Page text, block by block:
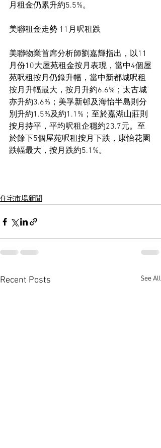
月租金仍累升約5.5%。
美聯租金走勢 11月呎租跌
美聯物業首席分析師劉嘉輝指出，以11
月份10大屋苑租金按月表現，當中4個屋
苑呎租按月仍錄升幅，當中新都城呎租
按月升幅最大，按月升約6.6%；太古城
亦升約3.6%；美孚新邨及海怡半島則分
別升約1.5%及約1.1%；至於嘉湖山莊則
按月持平，平均呎租企穩約23.7元。至
於餘下5個屋苑呎租按月下跌，康怡花園
跌幅最大，按月跌約5.1%。
住宅市場新聞
Recent Posts See All